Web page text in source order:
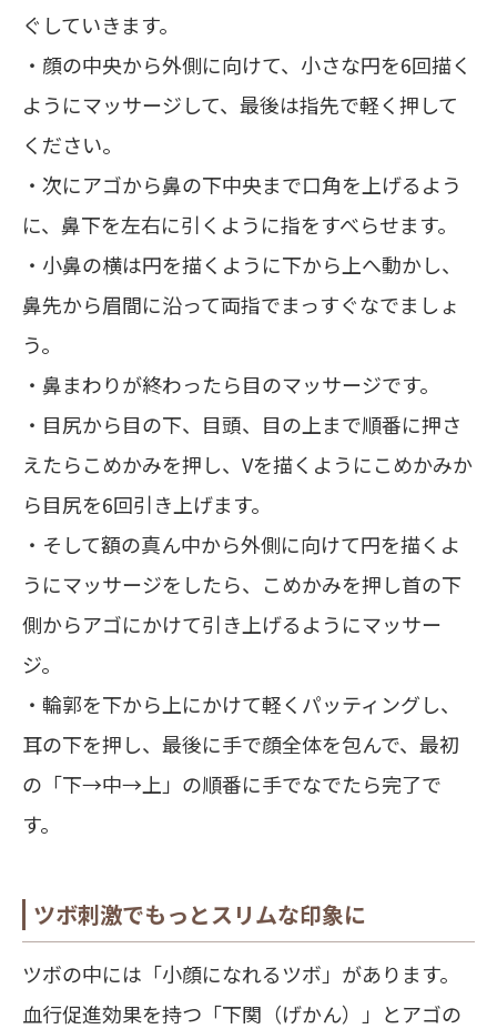
ぐしていきます。
・顔の中央から外側に向けて、小さな円を6回描く
ようにマッサージして、最後は指先で軽く押して
ください。
・次にアゴから鼻の下中央まで口角を上げるよう
に、鼻下を左右に引くように指をすべらせます。
・小鼻の横は円を描くように下から上へ動かし、
鼻先から眉間に沿って両指でまっすぐなでましょ
う。
・鼻まわりが終わったら目のマッサージです。
・目尻から目の下、目頭、目の上まで順番に押さ
えたらこめかみを押し、Vを描くようにこめかみか
ら目尻を6回引き上げます。
・そして額の真ん中から外側に向けて円を描くよ
うにマッサージをしたら、こめかみを押し首の下
側からアゴにかけて引き上げるようにマッサー
ジ。
・輪郭を下から上にかけて軽くパッティングし、
耳の下を押し、最後に手で顔全体を包んで、最初
の「下→中→上」の順番に手でなでたら完了で
す。
ツボ刺激でもっとスリムな印象に
ツボの中には「小顔になれるツボ」があります。
血行促進効果を持つ「下関（げかん）」とアゴの